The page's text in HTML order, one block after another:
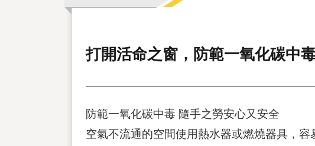
打開活命之窗，防範一氧化碳中
防範一氧化碳中毒 隨手之勞安心又安全
空氣不流通的空間使用熱水器或燃燒器具，